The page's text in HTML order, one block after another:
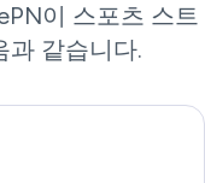
이 스포츠 스트
과 같습니다.